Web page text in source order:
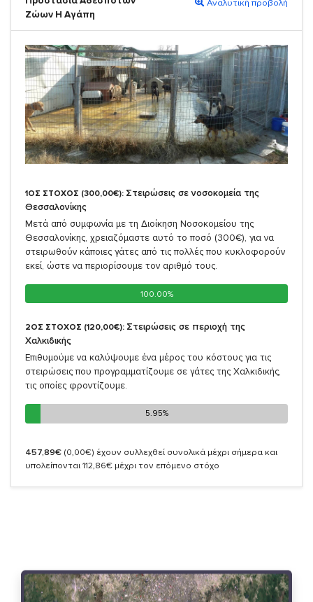
Ζώων Η Αγάπη
Αναλυτική προβολή
1ΟΣ ΣΤΟΧΟΣ (300,00€): Στειρώσεις σε νοσοκομεία της
Θεσσαλονίκης
Μετά από συμφωνία με τη Διοίκηση Νοσοκομείου της
Θεσσαλονίκης, χρειαζόμαστε αυτό το ποσό (300€), για να
στειρωθούν κάποιες γάτες από τις πολλές που κυκλοφορούν
εκεί, ώστε να περιορίσουμε τον αριθμό τους.
100.00%
100.00%
2ΟΣ ΣΤΟΧΟΣ (120,00€): Στειρώσεις σε περιοχή της
Χαλκιδικής
Επιθυμούμε να καλύψουμε ένα μέρος του κόστους για τις
στειρώσεις που προγραμματίζουμε σε γάτες της Χαλκιδικής,
τις οποίες φροντίζουμε.
5.95%
5.95%
457,89€ (0,00€) έχουν συλλεχθεί συνολικά μέχρι σήμερα και
υπολείπονται 112,86€ μέχρι τον επόμενο στόχο